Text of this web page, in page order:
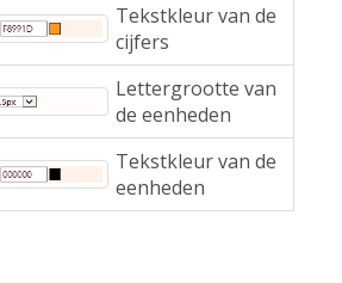
Tekstkleur van de
cijfers
Lettergrootte van
de eenheden
Tekstkleur van de
eenheden